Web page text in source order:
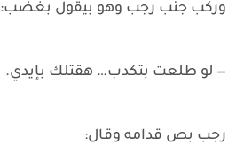
وركب جنب رجب وهو بيقول بغضب:
— لو طلعت بتكدب… هقتلك بإيدي.
رجب بص قدامه وقال: